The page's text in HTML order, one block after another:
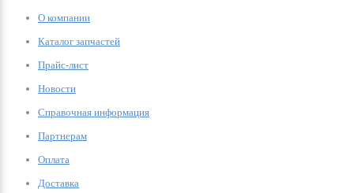
О компании
Каталог запчастей
Прайс-лист
Новости
Справочная информация
Партнерам
Оплата
Доставка